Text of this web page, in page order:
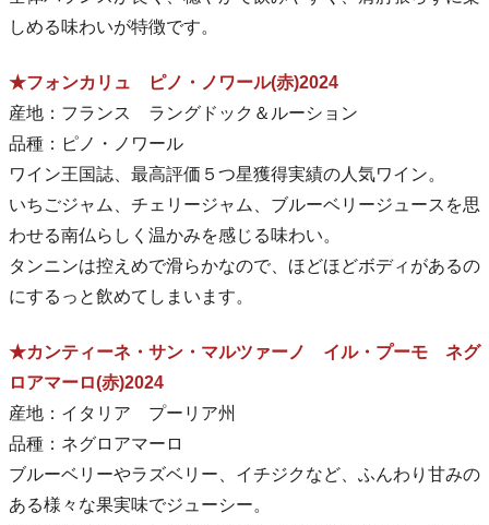
しめる味わいが特徴です。
★フォンカリュ ピノ・ノワール(赤)2024
産地：フランス ラングドック＆ルーション
品種：ピノ・ノワール
ワイン王国誌、最高評価５つ星獲得実績の人気ワイン。
いちごジャム、チェリージャム、ブルーベリージュースを思
わせる南仏らしく温かみを感じる味わい。
タンニンは控えめで滑らかなので、ほどほどボディがあるの
にするっと飲めてしまいます。
★カンティーネ・サン・マルツァーノ イル・プーモ ネグ
ロアマーロ(赤)2024
産地：イタリア プーリア州
品種：ネグロアマーロ
ブルーベリーやラズベリー、イチジクなど、ふんわり甘みの
ある様々な果実味でジューシー。